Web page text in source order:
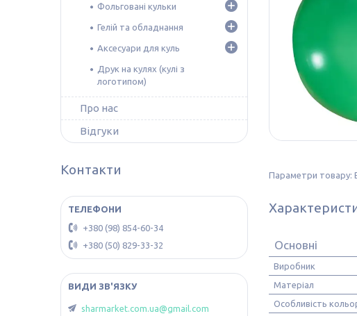
Параметри товару:
Основні
Виробник
Матеріал
Особливість
Фольговані кульки
Гелій та обладнання
Аксесуари для куль
Друк на кулях (кулі з
логотипом)
Про нас
Відгуки
Контакти
+380 (98) 854-60-34
+380 (50) 829-33-32
sharmarket.com.ua@gmail.com